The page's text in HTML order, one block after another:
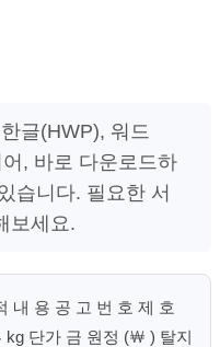
글(HWP), 워드
, 바로 다운로드하
습니다. 필요한 서
보세요.
내 용 공 고 번 호 제 호
단가 금 원정 (￦ ) 탈지